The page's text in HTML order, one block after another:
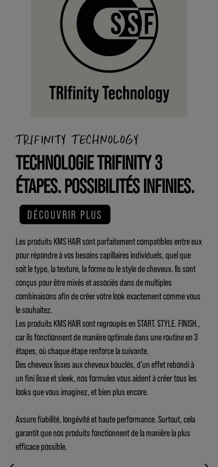
TRIFINITY TECHNOLOGY
TECHNOLOGIE TRIFINITY 3
ÉTAPES. POSSIBILITÉS INFINIES.
DÉCOUVRIR PLUS
Les produits KMS HAIR sont parfaitement compatibles entre eux
pour répondre à vos besoins capillaires individuels, quel que
soit le type, la texture, la forme ou le style de cheveux. Ils sont
conçus pour être mixés et associés dans de multiples
combinaisons afin de créer votre look exactement comme vous
le souhaitez.
Les produits KMS HAIR sont regroupés en START. STYLE. FINISH.,
car ils fonctionnent de manière optimale dans une routine en 3
étapes, où chaque étape renforce la suivante.
Des cheveux lisses aux cheveux bouclés, d’un effet rebondi à
un fini lisse et sleek, nos formules vous aident à créer tous les
looks que vous imaginez, et bien plus encore.
Assure fiabilité, longévité et haute performance. Surtout, cela
garantit que nos produits fonctionnent de la manière la plus
efficace possible.